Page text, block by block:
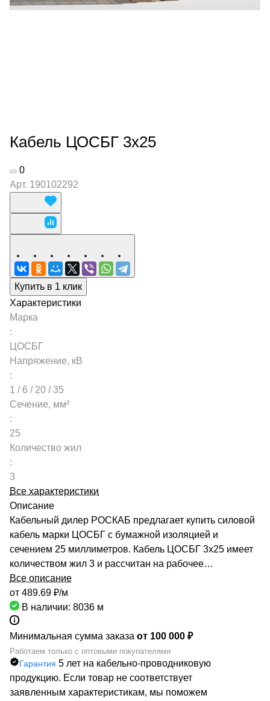
Кабель ЦОСБГ 3х25
0
Арт. 190102292
Купить в 1 клик
Характеристики
Марка
:
ЦОСБГ
Напряжение, кВ
:
1 / 6 / 20 / 35
Сечение, мм²
:
25
Количество жил
:
3
Все характеристики
Описание
Кабельный дилер РОСКАБ предлагает купить силовой
кабель марки ЦОСБГ с бумажной изоляцией и
сечением 25 миллиметров. Кабель ЦОСБГ 3х25 имеет
количеством жил 3 и рассчитан на рабочее
напряжение до 1 киловольт. Качество продукции
подтверждено сертификатами производителей и
Госстандарта. Мы гарантируем низкие цены за счет
сотрудничества с такими предприятиями, как ОАО
«СЕВКАБЕЛЬ», ОАО «КАМКАБЕЛЬ», ОАО «ЭКЗ».
Каталог компании насчитывает более 70000
маркоразмеров кабельно-проводниковой продукции.
Быстрая доставка кабеля ЦОСБГ 3х25 обеспечивается
большой сетью собственных складов по всей России.
Все описание
от 489.69 ₽/м
В наличии: 8036 м
Минимальная сумма заказа от 100 000 ₽
Работаем только с оптовыми покупателями
Гарантия 5 лет на кабельно-проводниковую
продукцию. Если товар не соответствует
заявленным характеристикам, мы поможем